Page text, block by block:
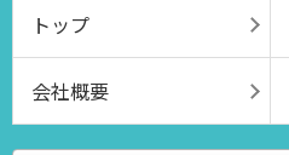
トップ
会社概要